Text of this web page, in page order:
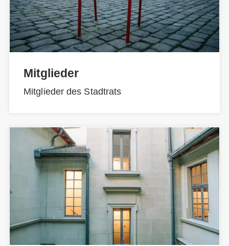
Mitglieder
Mitglieder des Stadtrats